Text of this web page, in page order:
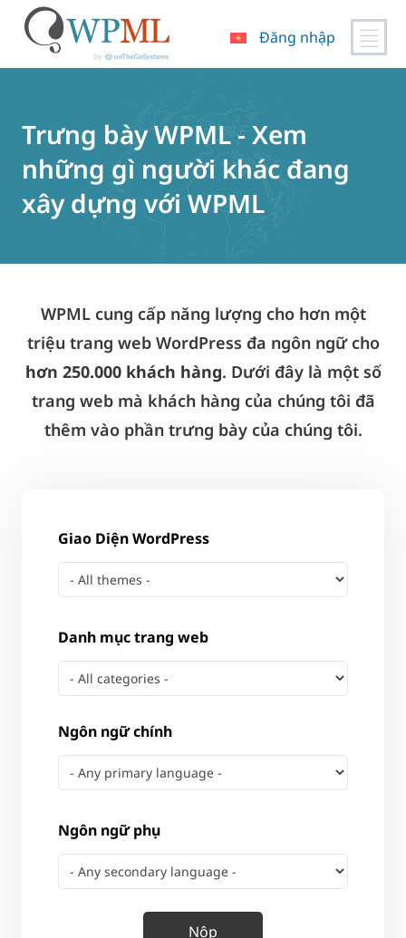
Đăng nhập
Trưng bày WPML - Xem
những gì người khác đang
xây dựng với WPML
WPML cung cấp năng lượng cho hơn một
triệu trang web WordPress đa ngôn ngữ cho
hơn 250.000 khách hàng. Dưới đây là một số
trang web mà khách hàng của chúng tôi đã
thêm vào phần trưng bày của chúng tôi.
Giao Diện WordPress
Danh mục trang web
Ngôn ngữ chính
Ngôn ngữ phụ